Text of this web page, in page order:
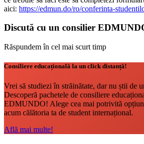
aici: https://edmun.do/ro/conferinta-
Discută cu un consilier
Răspundem în cel mai scurt timp
Consiliere educațională la un click distanță!
Vrei să studiezi în străinătate, dar nu știi de
Descoperă pachetele de consiliere
EDMUNDO! Alege cea mai potrivită
acum călătoria ta de student internațional.
Află mai multe!